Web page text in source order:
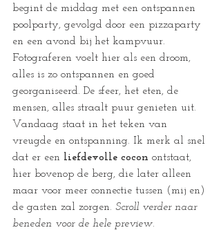
begint de middag met een ontspannen
poolparty, gevolgd door een pizzaparty
en een avond bij het kampvuur.
Fotograferen voelt hier als een droom,
alles is zo ontspannen en goed
georganiseerd. De sfeer, het eten, de
mensen, alles straalt puur genieten uit.
Vandaag staat in het teken van
vreugde en ontspanning. Ik merk al snel
dat er een liefdevolle cocon ontstaat,
hier bovenop de berg, die later alleen
maar voor meer connectie tussen (mij en)
de gasten zal zorgen. Scroll verder naar
beneden voor de hele preview.